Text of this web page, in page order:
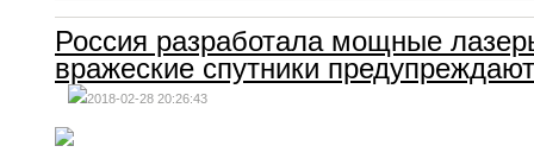
Россия разработала мощные
вражеские спутники
2018-02-28 20:26:43